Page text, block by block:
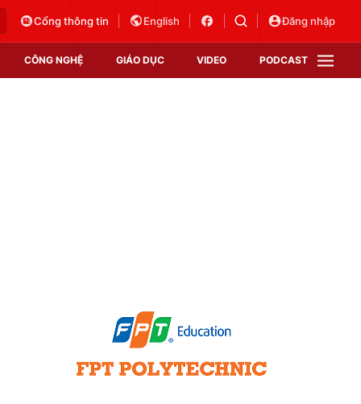
Cổng thông tin English Đăng nhập
CÔNG NGHỆ GIÁO DỤC VIDEO PODCAST
Giao lưu trực tuyến